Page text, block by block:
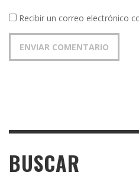
Recibir un correo electrónico
BUSCAR